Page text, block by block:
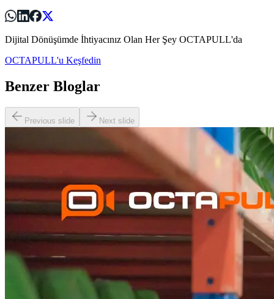
Dijital Dönüşümde İhtiyacınız Olan Her Şey OCTAPULL'da
OCTAPULL'u Keşfedin
Benzer Bloglar
Previous slide Next slide